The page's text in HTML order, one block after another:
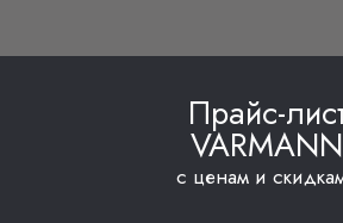
Прайс-
VARMANN
с ценам и